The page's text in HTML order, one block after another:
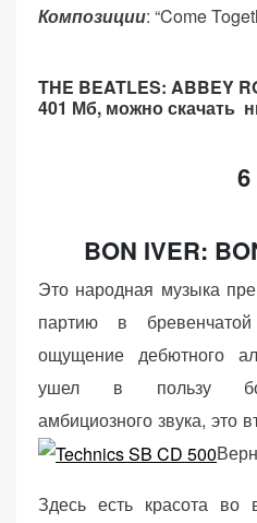
Композиции: “Come
THE BEATLES: ABBEY
401 Мб, можно скачать
6
BON IVER:
Это народная музыка
партию в
ощущение дебютного
ушел в пользу
амбициозного звука, это
Здесь есть красота во